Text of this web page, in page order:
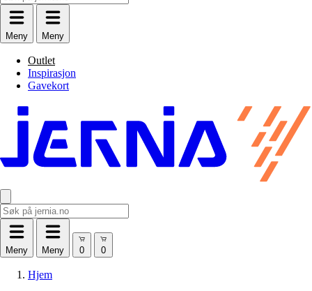
Meny Meny
Outlet
Inspirasjon
Gavekort
Meny Meny
Hjem